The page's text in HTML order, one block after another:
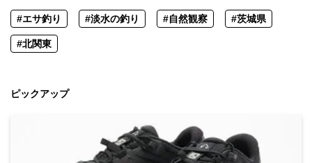
#エサ釣り #淡水の釣り #自然観察 #茨城県
#北関東
ピックアップ